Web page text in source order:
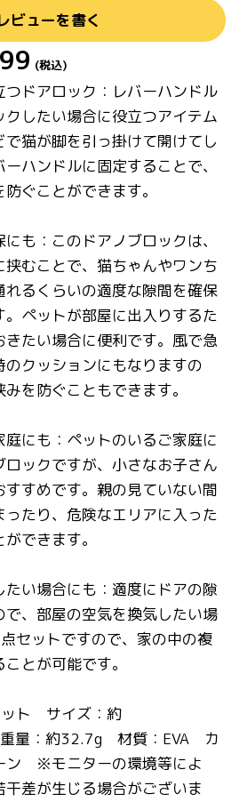
ビューを書く
(税込)
ドアロック：レバーハンドル
したい場合に役立つアイテム
猫が脚を引っ掛けて開けてし
ハンドルに固定することで、
ぐことができます。
も：このドアノブロックは、
挟むことで、猫ちゃんやワンち
れるくらいの適度な隙間を確保
ペットが部屋に出入りするた
たい場合に便利です。風で急
のクッションにもなりますの
を防ぐこともできます。
庭にも：ペットのいるご家庭に
ロックですが、小さなお子さん
すめです。親の見ていない間
ったり、危険なエリアに入った
できます。
い場合にも：適度にドアの隙
で、部屋の空気を換気したい場
セットですので、家の中の複
とが可能です。
ット サイズ：約
量：約32.7g 材質：EVA カ
ン ※モニターの環境等によ
干差が生じる場合がございま